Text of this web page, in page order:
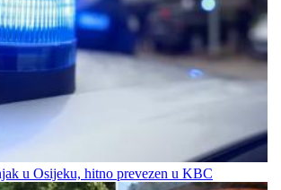
u Osijeku, hitno prevezen u KBC